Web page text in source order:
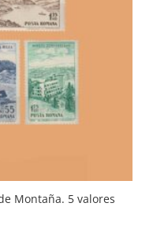
Montaña. 5 valores